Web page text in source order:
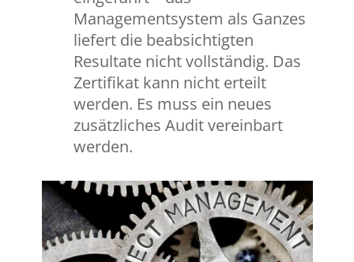
Managementsystem als Ganzes
liefert die beabsichtigten
Resultate nicht vollständig. Das
Zertifikat kann nicht erteilt
werden. Es muss ein neues
zusätzliches Audit vereinbart
werden.